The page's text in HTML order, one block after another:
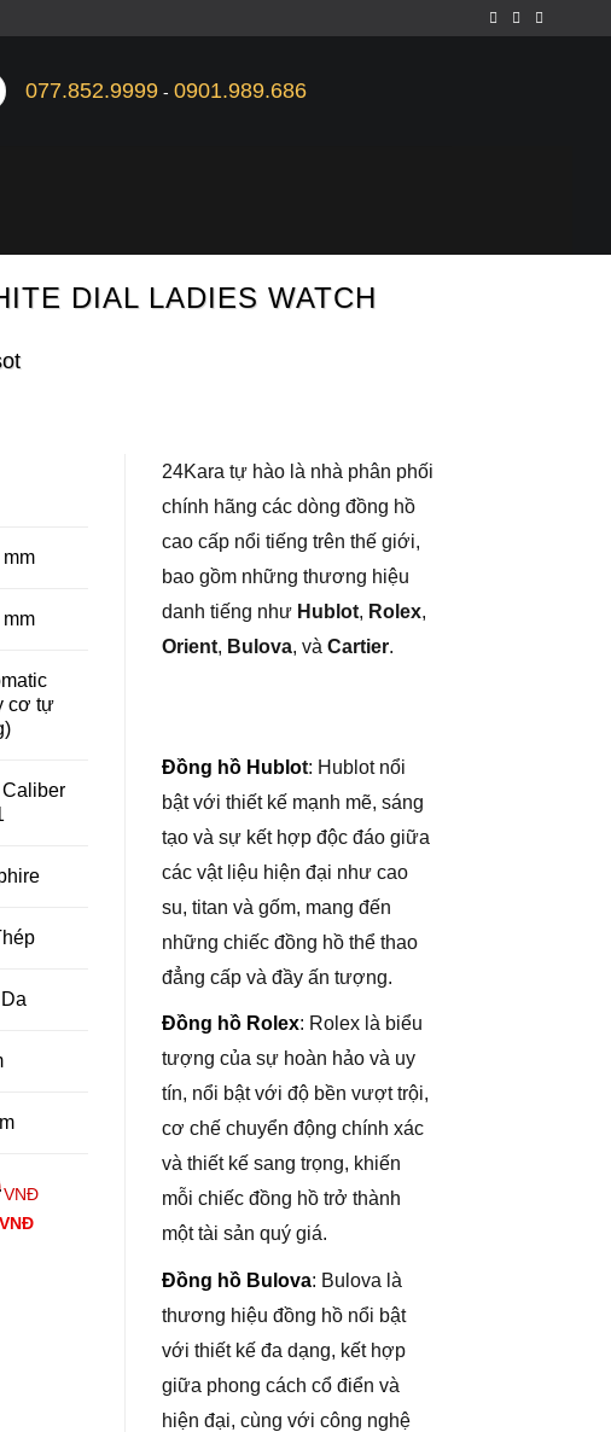
077.852.9999- 0901.989.686
DIAL LADIES WATCH
mm
cơ tự
Caliber
VNĐ
VNĐ
24Kara tự hào là nhà phân phối
chính hãng các dòng đồng hồ
cao cấp nổi tiếng trên thế giới,
bao gồm những thương hiệu
danh tiếng như Hublot, Rolex,
Orient, Bulova, và Cartier.
Đồng hồ Hublot: Hublot nổi
bật với thiết kế mạnh mẽ, sáng
tạo và sự kết hợp độc đáo giữa
các vật liệu hiện đại như cao
su, titan và gốm, mang đến
những chiếc đồng hồ thể thao
đẳng cấp và đầy ấn tượng.
Đồng hồ Rolex: Rolex là biểu
tượng của sự hoàn hảo và uy
tín, nổi bật với độ bền vượt trội,
cơ chế chuyển động chính xác
và thiết kế sang trọng, khiến
mỗi chiếc đồng hồ trở thành
một tài sản quý giá.
Đồng hồ Bulova: Bulova là
thương hiệu đồng hồ nổi bật
với thiết kế đa dạng, kết hợp
giữa phong cách cổ điển và
hiện đại, cùng với công nghệ